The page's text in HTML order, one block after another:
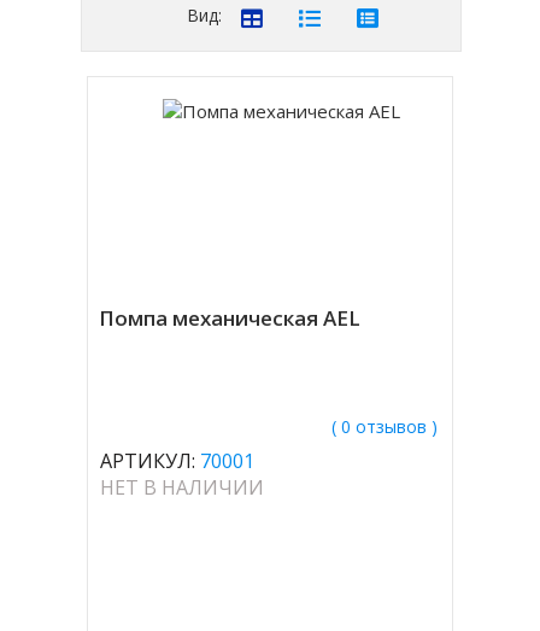
Вид:
Помпа механическая AEL
( 0 отзывов )
АРТИКУЛ: 70001
НЕТ В НАЛИЧИИ